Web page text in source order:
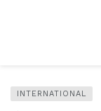
INTERNATIONAL